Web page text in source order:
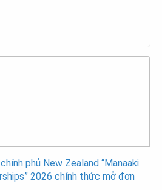
phủ New Zealand “Manaaki
2026 chính thức mở đơn